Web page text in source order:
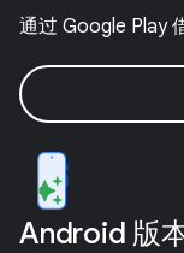
通过 Google Play
Android 版